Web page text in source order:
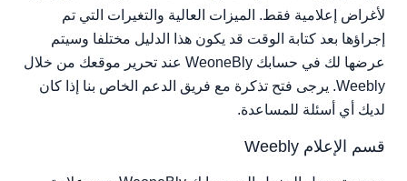
لأغراض إعلامية فقط. الميزات العالية والتغيرات التي تم
إجراؤها بعد كتابة الوقت قد يكون هذا الدليل مختلفا وسيتم
عرضها لك في حسابك WeoneBly عند تحرير موقعك من خلال
Weebly. يرجى فتح تذكرة مع فريق الدعم الخاص بنا إذا كان
لديك أي أسئلة للمساعدة.
قسم الإعلام Weebly